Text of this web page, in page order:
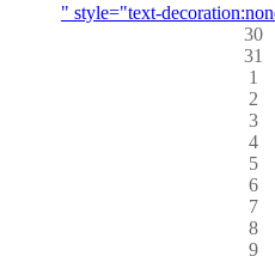
" style="text-
30
31
1
2
3
4
5
6
7
8
9